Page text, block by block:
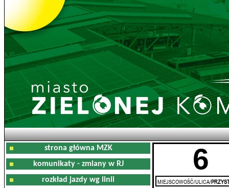
strona główna MZK
komunikaty - zmiany w RJ
rozkład jazdy wg linii
6
MIEJSCOWOŚĆ/ULICA/